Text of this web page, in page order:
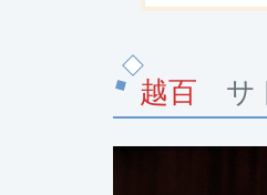
越百 サ